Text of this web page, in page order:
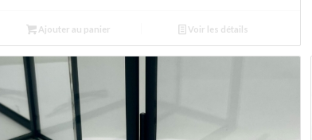
Ajouter au panier Voir les détails